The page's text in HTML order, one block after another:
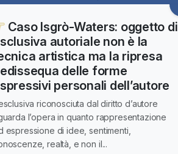
Caso Isgrò-Waters: oggetto di
autoriale non è la
artistica ma la ripresa
delle forme
personali dell’autore
riconosciuta dal diritto d’autore
l’opera in quanto rappresentazione
espressione di idee, sentimenti,
realtà, e non il...